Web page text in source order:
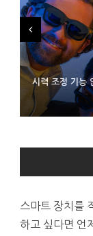
시력 조정 기능
D램 부족에
스마트 장치를
하고 싶다면 언